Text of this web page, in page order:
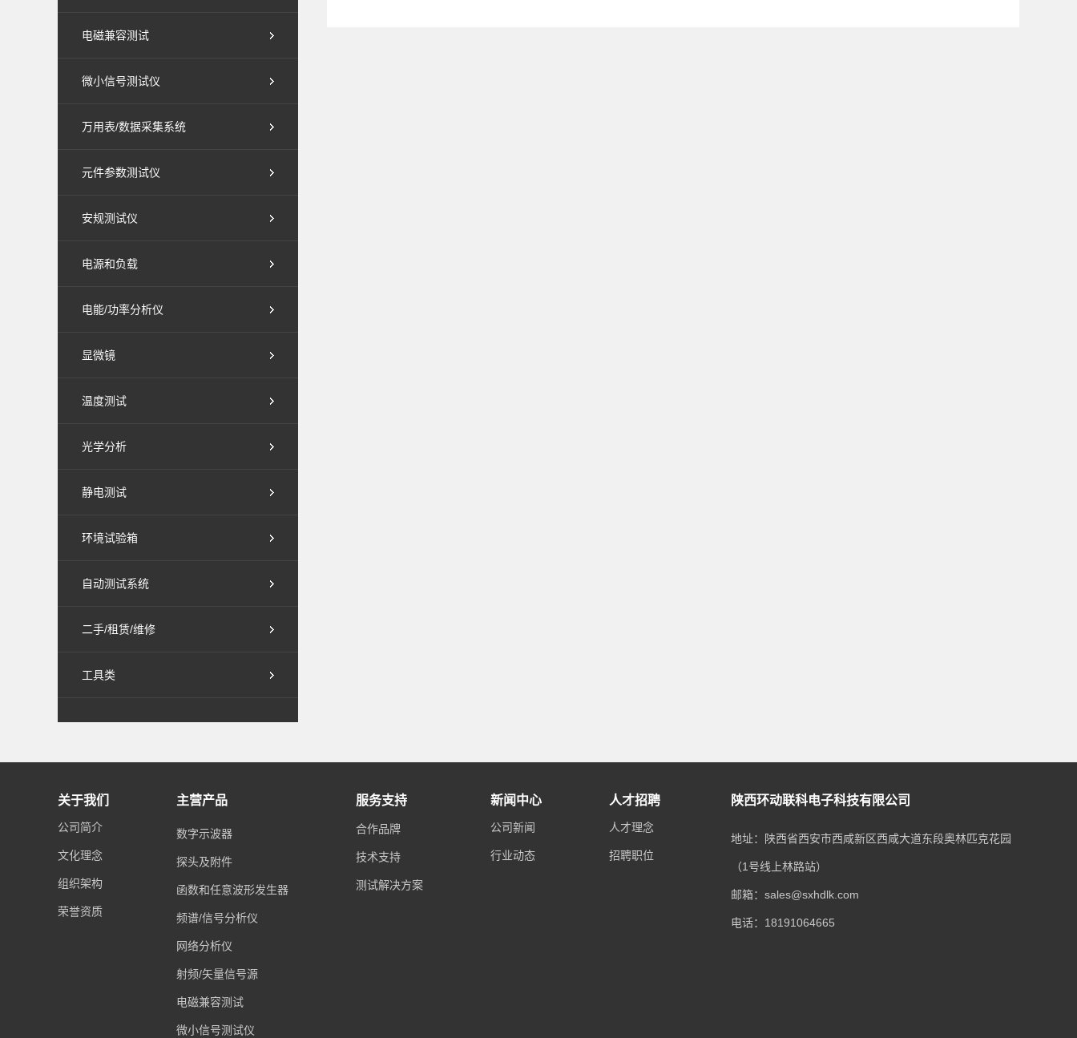
电磁兼容测试
微小信号测试仪
万用表/数据采集系统
元件参数测试仪
安规测试仪
电源和负载
电能/功率分析仪
显微镜
温度测试
光学分析
静电测试
环境试验箱
自动测试系统
二手/租赁/维修
工具类
关于我们
公司简介
文化理念
组织架构
荣誉资质
主营产品
数字示波器
探头及附件
函数和任意波形发生器
频谱/信号分析仪
网络分析仪
射频/矢量信号源
电磁兼容测试
微小信号测试仪
服务支持
合作品牌
技术支持
测试解决方案
新闻中心
公司新闻
行业动态
人才招聘
人才理念
招聘职位
陕西环动联科电子科技有限公司
地址：陕西省西安市西咸新区西咸大道东段奥林匹克花园
（1号线上林路站）
邮箱：sales@sxhdlk.com
电话：18191064665